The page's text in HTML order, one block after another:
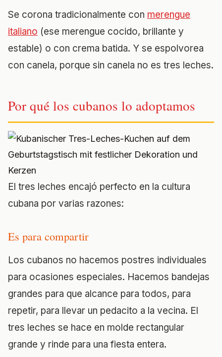
Se corona tradicionalmente con merengue
italiano (ese merengue cocido, brillante y
estable) o con crema batida. Y se espolvorea
con canela, porque sin canela no es tres leches.
Por qué los cubanos lo adoptamos
El tres leches encajó perfecto en la cultura
cubana por varias razones:
Es para compartir
Los cubanos no hacemos postres individuales
para ocasiones especiales. Hacemos bandejas
grandes para que alcance para todos, para
repetir, para llevar un pedacito a la vecina. El
tres leches se hace en molde rectangular
grande y rinde para una fiesta entera.